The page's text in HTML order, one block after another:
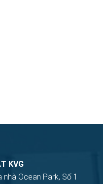
KVG
Ocean Park, Số 1